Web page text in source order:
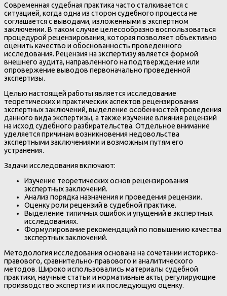
Современная судебная практика часто сталкивается с
ситуацией, когда одна из сторон судебного процесса не
соглашается с выводами, изложенными в экспертном
заключении. В таком случае целесообразно воспользоваться
процедурой рецензирования, которая позволяет объективно
оценить качество и обоснованность проведенного
исследования. Рецензия на экспертизу является формой
внешнего аудита, направленного на подтверждение или
опровержение выводов первоначально проведенной
экспертизы.
Целью настоящей работы является исследование
теоретических и практических аспектов рецензирования
экспертных заключений, выделение особенностей проведения
данного вида экспертизы, а также изучение влияния рецензий
на исход судебного разбирательства. Отдельное внимание
уделяется причинам возникновения недовольства
экспертными заключениями и возможным путям его
устранения.
Задачи исследования включают:
Изучение теоретических основ рецензирования
экспертных заключений.
Анализ порядка назначения и проведения рецензии.
Оценку роли рецензий в судебной практике.
Выделение типичных ошибок и упущений в экспертных
исследованиях.
Формулирование рекомендаций по повышению качества
экспертных заключений.
Методология исследования основана на сочетании историко-
правового, сравнительно-правового и аналитического
методов. Широко использовались материалы судебной
практики, научные статьи и нормативные акты, регулирующие
производство экспертиз и их последующую оценку.